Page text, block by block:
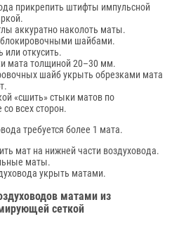
прикрепить штифты импульсной
аккуратно наколоть маты.
шайбами.
или откусить.
мата толщиной 20–30 мм.
шайб укрыть обрезками мата
«сшить» стыки матов по
всех сторон.
требуется более 1 мата.
мат на нижней части воздуховода.
маты.
укрыть матами.
матами из
сеткой